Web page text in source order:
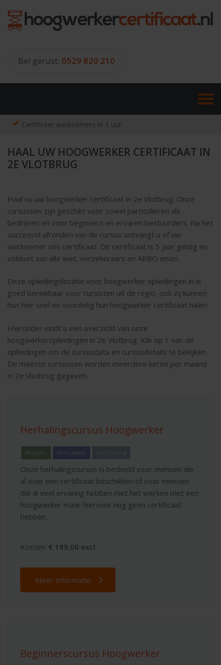
content
Bel gerust: 0529 820 210
Certificeer werknemers in 1 uur
HAAL UW HOOGWERKER CERTIFICAAT IN
2E VLOTBRUG
Haal nu uw hoogwerker certificaat in 2e Vlotbrug. Onze
cursussen zijn geschikt voor zowel particulieren als
bedrijven en voor beginners en ervaren bestuurders. Na het
succesvol afronden van de cursus ontvangt u of uw
werknemer ons certificaat. Dit certificaat is 5 jaar geldig en
voldoet aan alle wet, verzekeraars en ARBO eisen.
Deze opleidingslocatie voor hoogwerker opleidingen in is
goed bereikbaar voor cursisten uit de regio, ook zij kunnen
hun hier snel en voordelig hun hoogwerker certificaat halen:
Hieronder vindt u een overzicht van onze
hoogwerkeropleidingen in 2e Vlotbrug. Klik op 1 van de
opleidingen om de cursusdata en cursusdetails te bekijken.
De meeste cursussen worden meerdere keren per maand
in 2e Vlotbrug gegeven.
Herhalingscursus Hoogwerker
Bedrijven Particulieren Veel Ervaring
Onze herhalingscursus is bedoeld voor mensen die
al over een certificaat beschikken of voor mensen
die al veel ervaring hebben met het werken met een
hoogwerker maar hiervoor nog geen certificaat
hebben.
Kosten: € 199,00 excl.
Meer Informatie
Beginnerscursus Hoogwerker